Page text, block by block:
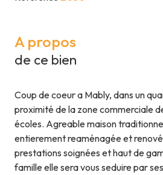
A propos
de ce bien
Coup de coeur a Mably, dans un
proximité de la zone commerciale
écoles. Agreable maison
entierement reaménagée et
prestations soignées et haut de
famille elle sera vous seduire par